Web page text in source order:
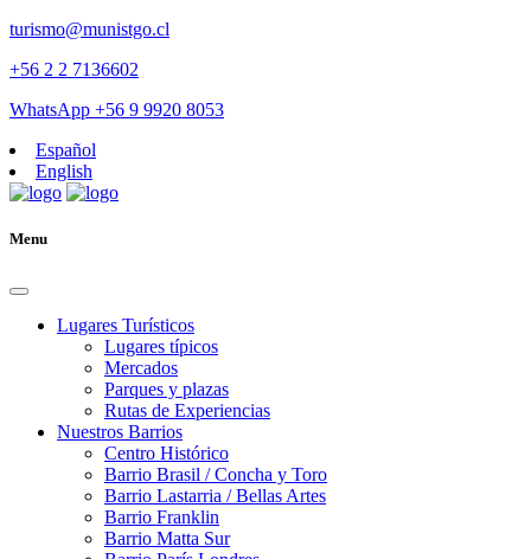
turismo@munistgo.cl
+56 2 2 7136602
WhatsApp +56 9 9920 8053
Español
English
Menu
Lugares Turísticos
Lugares tí­picos
Mercados
Parques y plazas
Rutas de Experiencias
Nuestros Barrios
Centro Histórico
Barrio Brasil / Concha y Toro
Barrio Lastarria / Bellas Artes
Barrio Franklin
Barrio Matta Sur